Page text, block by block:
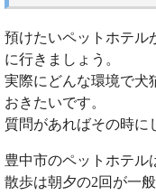
預けたいペットホテル
に行きましょう。
実際にどんな環境で犬
おきたいです。
質問があればその時に
豊中市のペットホテル
散歩は朝夕の2回が一